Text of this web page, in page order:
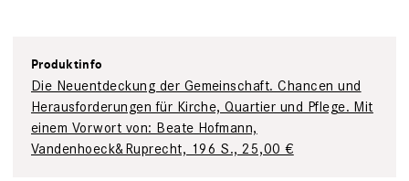
Produktinfo
Die Neuentdeckung der Gemeinschaft. Chancen und
Herausforderungen für Kirche, Quartier und Pflege. Mit
einem Vorwort von: Beate Hofmann,
Vandenhoeck&Ruprecht, 196 S., 25,00 €